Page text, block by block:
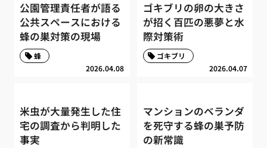
公園管理責任者が語る
公共スペースにおける
蜂の巣対策の現場
2026.04.08
蜂
ゴキブリの卵の大きさ
が招く百匹の悪夢と水
際対策術
2026.04.07
ゴキブリ
米虫が大量発生した住
宅の調査から判明した
事実
マンションのベランダ
を死守する蜂の巣予防
の新常識